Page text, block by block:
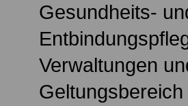
Gesundheits-
Verwaltungen